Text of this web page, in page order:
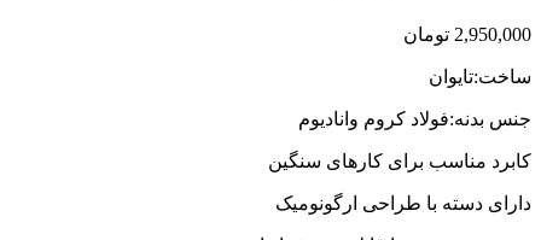
2,950,000 تومان
ساخت:تایوان
جنس بدنه:فولاد کروم وانادیوم
کابرد مناسب برای کارهای سنگین
دارای دسته با طراحی ارگونومیک